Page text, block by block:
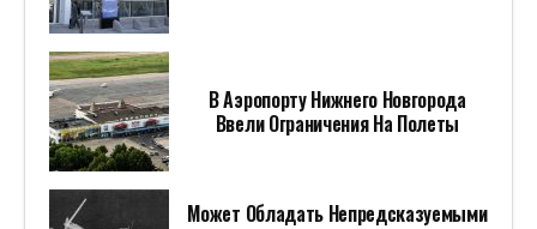
В Аэропорту Нижнего Новгорода
Ввели Ограничения На Полеты
Может Обладать Непредсказуемыми